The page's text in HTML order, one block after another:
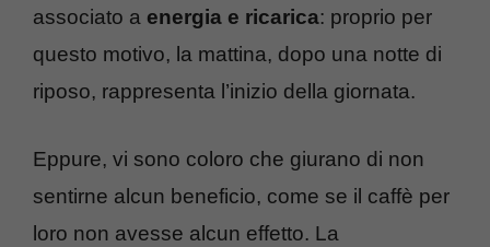
associato a energia e ricarica: proprio per
questo motivo, la mattina, dopo una notte di
riposo, rappresenta l’inizio della giornata.
Eppure, vi sono coloro che giurano di non
sentirne alcun beneficio, come se il caffè per
loro non avesse alcun effetto. La